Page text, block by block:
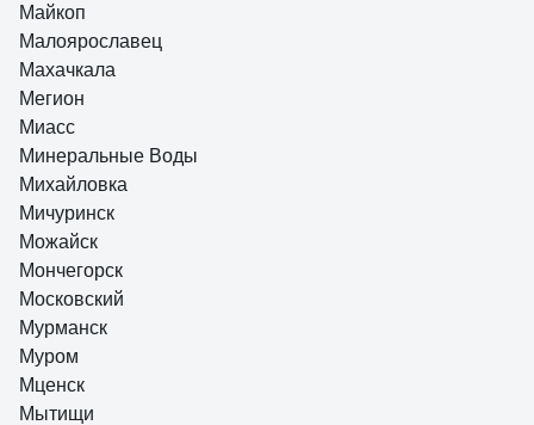
Майкоп
Малоярославец
Махачкала
Мегион
Миасс
Минеральные Воды
Михайловка
Мичуринск
Можайск
Мончегорск
Московский
Мурманск
Муром
Мценск
Мытищи